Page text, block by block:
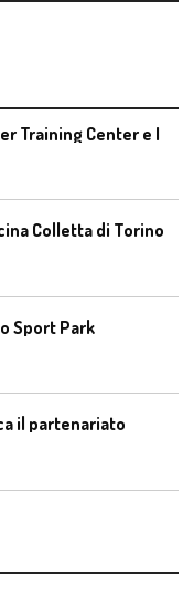
Colletta di Torino
Sport Park
il partenariato